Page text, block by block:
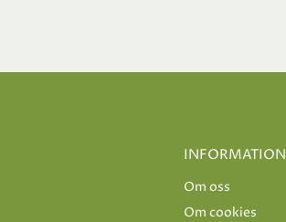
INFORMATION
Om oss
Om cookies